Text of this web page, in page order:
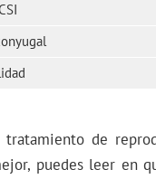
tratamiento de
puedes leer en